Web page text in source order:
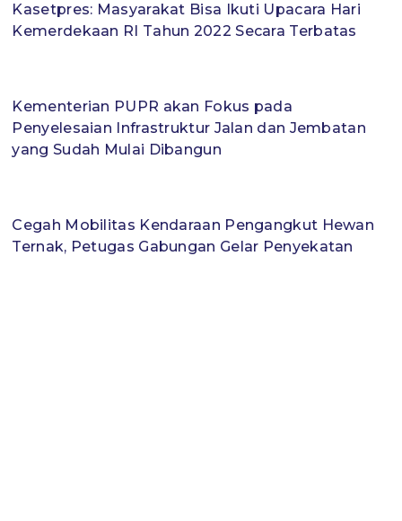
Kasetpres: Masyarakat Bisa Ikuti Upacara Hari
Kemerdekaan RI Tahun 2022 Secara Terbatas
Kementerian PUPR akan Fokus pada
Penyelesaian Infrastruktur Jalan dan Jembatan
yang Sudah Mulai Dibangun
Cegah Mobilitas Kendaraan Pengangkut Hewan
Ternak, Petugas Gabungan Gelar Penyekatan